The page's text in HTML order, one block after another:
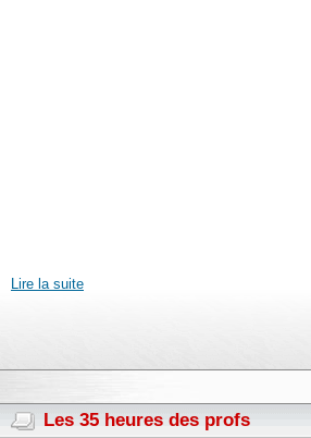
Lire la suite
Les 35 heures des profs